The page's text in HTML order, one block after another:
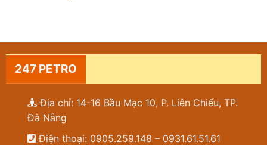
247 PETRO
Địa chỉ: 14-16 Bầu Mạc 10, P. Liên Chiểu, TP.
Đà Nẵng
Điện thoại: 0905.259.148 – 0931.61.51.61